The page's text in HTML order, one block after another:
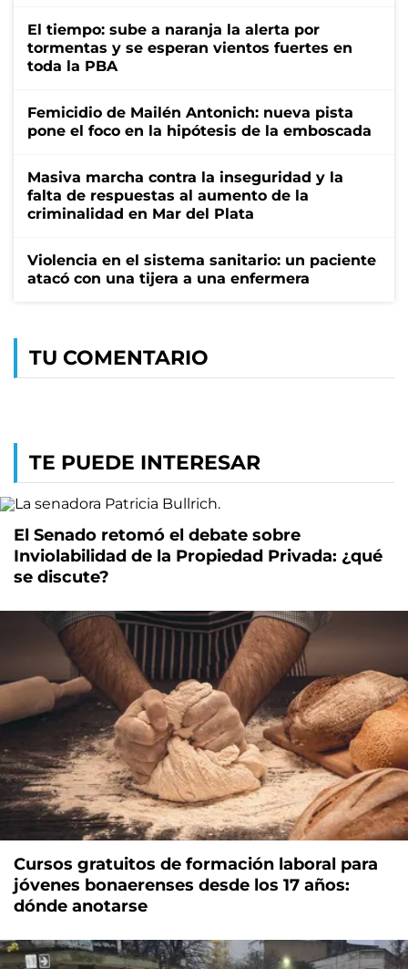
El tiempo: sube a naranja la alerta por
tormentas y se esperan vientos fuertes en
toda la PBA
Femicidio de Mailén Antonich: nueva pista
pone el foco en la hipótesis de la emboscada
Masiva marcha contra la inseguridad y la
falta de respuestas al aumento de la
criminalidad en Mar del Plata
Violencia en el sistema sanitario: un paciente
atacó con una tijera a una enfermera
TU COMENTARIO
TE PUEDE INTERESAR
El Senado retomó el debate sobre
Inviolabilidad de la Propiedad Privada: ¿qué
se discute?
Cursos gratuitos de formación laboral para
jóvenes bonaerenses desde los 17 años:
dónde anotarse